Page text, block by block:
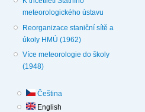
meteorologického ústavu
Reorganizace staniční sítě a
úkoly HMÚ (1962)
Více meteorologie do školy
(1948)
Čeština
English